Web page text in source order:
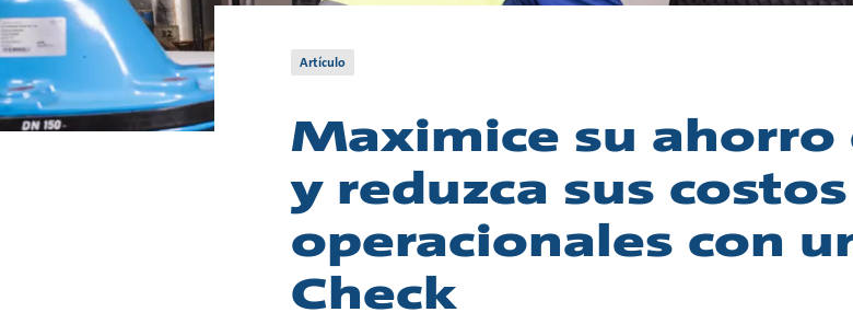
Artículo
Maximice su ahorro
y reduzca sus costos
operacionales con
Check